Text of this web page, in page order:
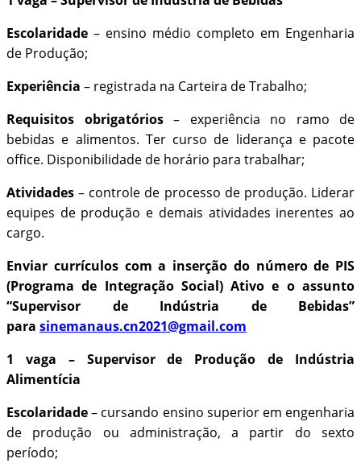
Escolaridade – ensino médio completo em Engenharia
de Produção;
Experiência – registrada na Carteira de Trabalho;
Requisitos obrigatórios– experiência no ramo de
bebidas e alimentos. Ter curso de liderança e pacote
office. Disponibilidade de horário para trabalhar;
Atividades – controle de processo de produção. Liderar
equipes de produção e demais atividades inerentes ao
cargo.
Enviar currículos com a inserção do número de PIS
(Programa de Integração Social) Ativo e o assunto
“Supervisor de Indústria de Bebidas”
para sinemanaus.cn2021@gmail.com
1 vaga – Supervisor de Produção de Indústria
Alimentícia
Escolaridade– cursando ensino superior em engenharia
de produção ou administração, a partir do sexto
período;